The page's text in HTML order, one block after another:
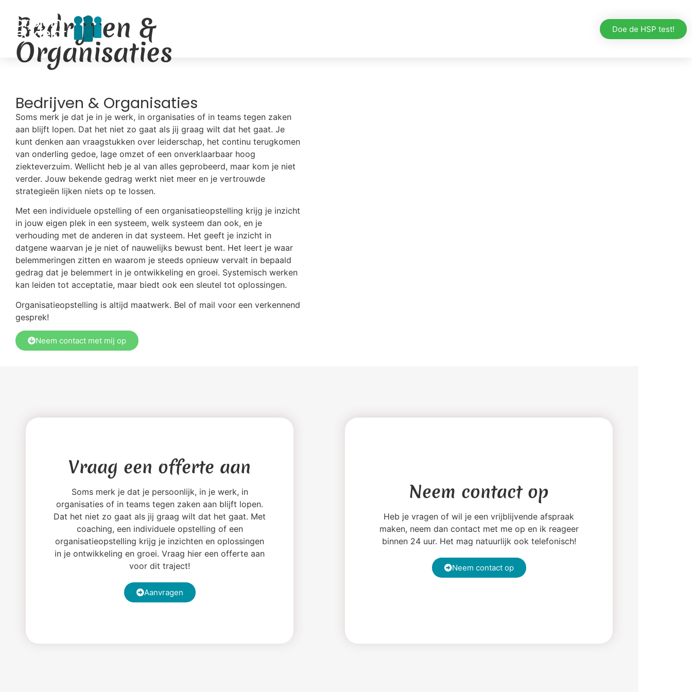
Doe de HSP test!
Bedrijven &
Organisaties
Bedrijven & Organisaties
Soms merk je dat je in je werk, in organisaties of in teams tegen zaken
aan blijft lopen. Dat het niet zo gaat als jij graag wilt dat het gaat. Je
kunt denken aan vraagstukken over leiderschap, het continu terugkomen
van onderling gedoe, lage omzet of een onverklaarbaar hoog
ziekteverzuim. Wellicht heb je al van alles geprobeerd, maar kom je niet
verder. Jouw bekende gedrag werkt niet meer en je vertrouwde
strategieën lijken niets op te lossen.
Met een individuele opstelling of een organisatieopstelling krijg je inzicht
in jouw eigen plek in een systeem, welk systeem dan ook, en je
verhouding met de anderen in dat systeem. Het geeft je inzicht in
datgene waarvan je je niet of nauwelijks bewust bent. Het leert je waar
belemmeringen zitten en waarom je steeds opnieuw vervalt in bepaald
gedrag dat je belemmert in je ontwikkeling en groei. Systemisch werken
kan leiden tot acceptatie, maar biedt ook een sleutel tot oplossingen.
Organisatieopstelling is altijd maatwerk. Bel of mail voor een verkennend
gesprek!
Neem contact met mij op
Vraag een offerte aan
Soms merk je dat je persoonlijk, in je werk, in
organisaties of in teams tegen zaken aan blijft lopen.
Dat het niet zo gaat als jij graag wilt dat het gaat. Met
coaching, een individuele opstelling of een
organisatieopstelling krijg je inzichten en oplossingen
in je ontwikkeling en groei. Vraag hier een offerte aan
voor dit traject!
Aanvragen
Neem contact op
Heb je vragen of wil je een vrijblijvende afspraak
maken, neem dan contact met me op en ik reageer
binnen 24 uur. Het mag natuurlijk ook telefonisch!
Neem contact op